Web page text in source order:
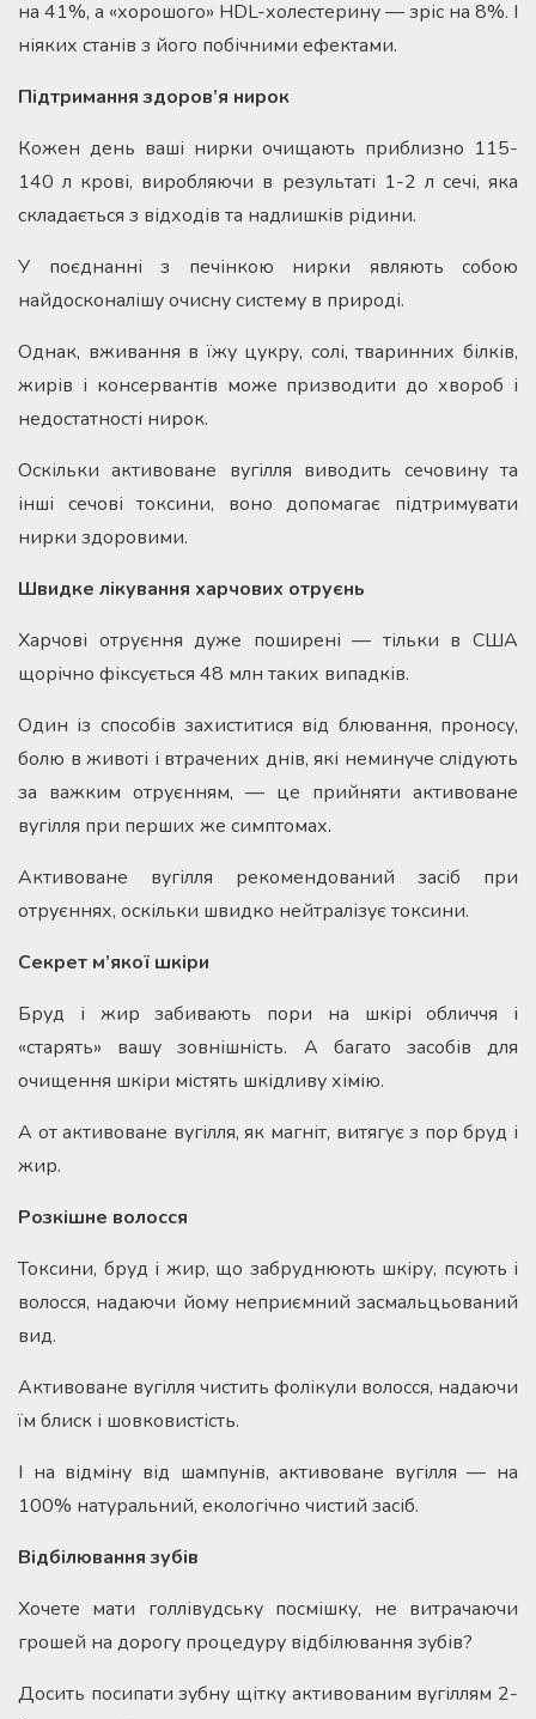
на 41%, а «хорошого» HDL-холестерину — зріс на 8%. І
ніяких станів з його побічними ефектами.
Підтримання здоров’я нирок
Кожен день ваші нирки очищають приблизно 115-
140 л крові, виробляючи в результаті 1-2 л сечі, яка
складається з відходів та надлишків рідини.
У поєднанні з печінкою нирки являють собою
найдосконалішу очисну систему в природі.
Однак, вживання в їжу цукру, солі, тваринних білків,
жирів і консервантів може призводити до хвороб і
недостатності нирок.
Оскільки активоване вугілля виводить сечовину та
інші сечові токсини, воно допомагає підтримувати
нирки здоровими.
Швидке лікування харчових отруєнь
Харчові отруєння дуже поширені — тільки в США
щорічно фіксується 48 млн таких випадків.
Один із способів захиститися від блювання, проносу,
болю в животі і втрачених днів, які неминуче слідують
за важким отруєнням, — це прийняти активоване
вугілля при перших же симптомах.
Активоване вугілля рекомендований засіб при
отруєннях, оскільки швидко нейтралізує токсини.
Секрет м’якої шкіри
Бруд і жир забивають пори на шкірі обличчя і
«старять» вашу зовнішність. А багато засобів для
очищення шкіри містять шкідливу хімію.
А от активоване вугілля, як магніт, витягує з пор бруд і
жир.
Розкішне волосся
Токсини, бруд і жир, що забруднюють шкіру, псують і
волосся, надаючи йому неприємний засмальцьований
вид.
Активоване вугілля чистить фолікули волосся, надаючи
їм блиск і шовковистість.
І на відміну від шампунів, активоване вугілля — на
100% натуральний, екологічно чистий засіб.
Відбілювання зубів
Хочете мати голлівудську посмішку, не витрачаючи
грошей на дорогу процедуру відбілювання зубів?
Досить посипати зубну щітку активованим вугіллям 2-